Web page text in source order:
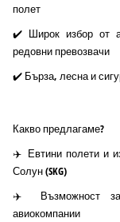
полет
✔️ Широк избор от
редовни превозвачи
✔️ Бърза, лесна и
Какво предлагаме?
✈️ Евтини полети и
Солун (SKG)
✈️ Възможност за
авиокомпании